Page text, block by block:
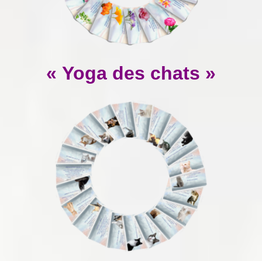
« Yoga des chats »